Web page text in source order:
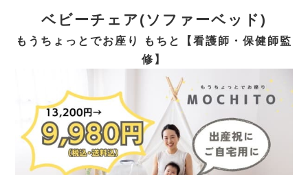
ベビーチェア(ソファーベッド)
もうちょっとでお座り もちと【看護師・保健師監
修】